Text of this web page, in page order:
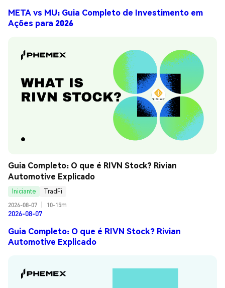
META vs MU: Guia Completo de Investimento em
Ações para 2026
Guia Completo: O que é RIVN Stock? Rivian
Automotive Explicado
Iniciante
TradFi
2026-08-07
10-15m
2026-08-07
Guia Completo: O que é RIVN Stock? Rivian
Automotive Explicado